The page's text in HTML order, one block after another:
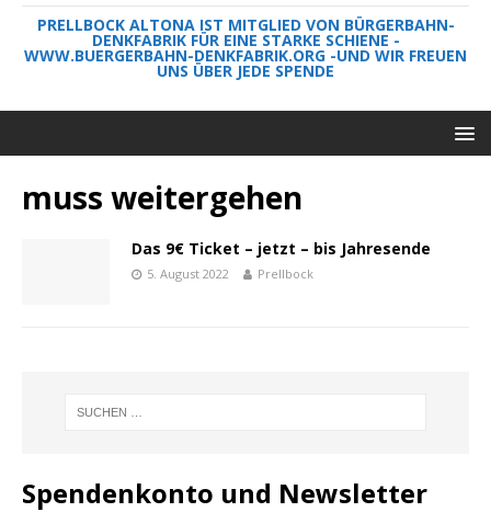
PRELLBOCK ALTONA IST MITGLIED VON BÜRGERBAHN-
DENKFABRIK FÜR EINE STARKE SCHIENE -
WWW.BUERGERBAHN-DENKFABRIK.ORG -UND WIR FREUEN
UNS ÜBER JEDE SPENDE
muss weitergehen
Das 9€ Ticket – jetzt – bis Jahresende
5. August 2022 Prellbock
Spendenkonto und Newsletter